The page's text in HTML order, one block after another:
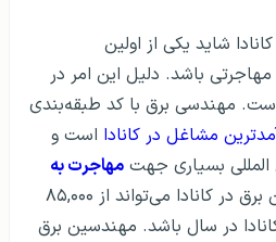
شاید یکی از اولین
باشد. دلیل این امر در
مهندسی برق با کد طبقه‌بندی
مشاغل در کانادا است و
بسیاری جهت مهاجرت به
دارد. درآمد مهندسین برق در کانادا می‌تواند از ۸۵,۰۰۰
تا ۴۰۰,۰۰۰ دلار کانادا در سال باشد. مهندسین برق